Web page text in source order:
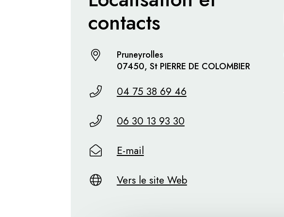
contacts
Pruneyrolles
07450, St PIERRE DE COLOMBIER
04 75 38 69 46
06 30 13 93 30
E-mail
Vers le site Web